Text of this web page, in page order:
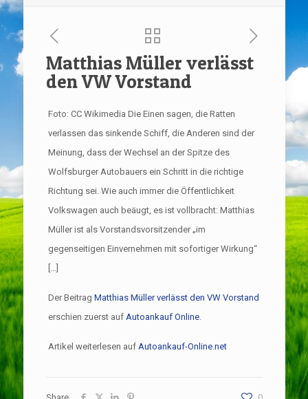
Matthias Müller verlässt
den VW Vorstand
Foto: CC Wikimedia Die Einen sagen, die Ratten
verlassen das sinkende Schiff, die Anderen sind der
Meinung, dass der Wechsel an der Spitze des
Wolfsburger Autobauers ein Schritt in die richtige
Richtung sei. Wie auch immer die Öffentlichkeit
Volkswagen auch beäugt, es ist vollbracht: Matthias
Müller ist als Vorstandsvorsitzender „im
gegenseitigen Einvernehmen mit sofortiger Wirkung“
[…]
Der Beitrag Matthias Müller verlässt den VW Vorstand
erschien zuerst auf Autoankauf Online.
Artikel weiterlesen auf Autoankauf-Online.net